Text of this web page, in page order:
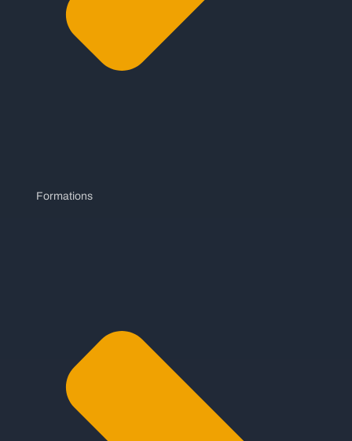
Formations